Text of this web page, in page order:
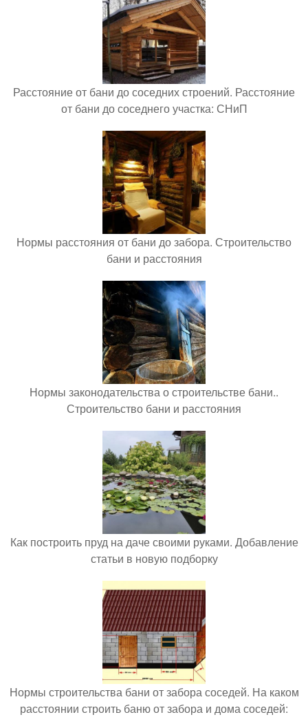
Расстояние от бани до соседних строений. Расстояние
от бани до соседнего участка: СНиП
Нормы расстояния от бани до забора. Строительство
бани и расстояния
Нормы законодательства о строительстве бани..
Строительство бани и расстояния
Как построить пруд на даче своими руками. Добавление
статьи в новую подборку
Нормы строительства бани от забора соседей. На каком
расстоянии строить баню от забора и дома соседей: